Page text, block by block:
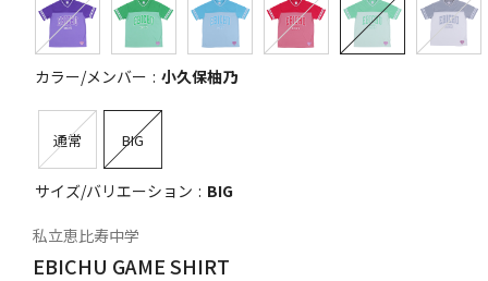
カラー/メンバー 小久保柚乃
通常 BIG
サイズ/バリエーション BIG
私立恵比寿中学
EBICHU GAME SHIRT